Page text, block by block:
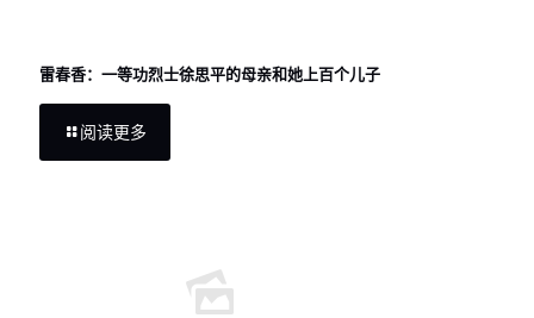
雷春香：一等功烈士徐思平的母亲和她上百个儿子
阅读更多